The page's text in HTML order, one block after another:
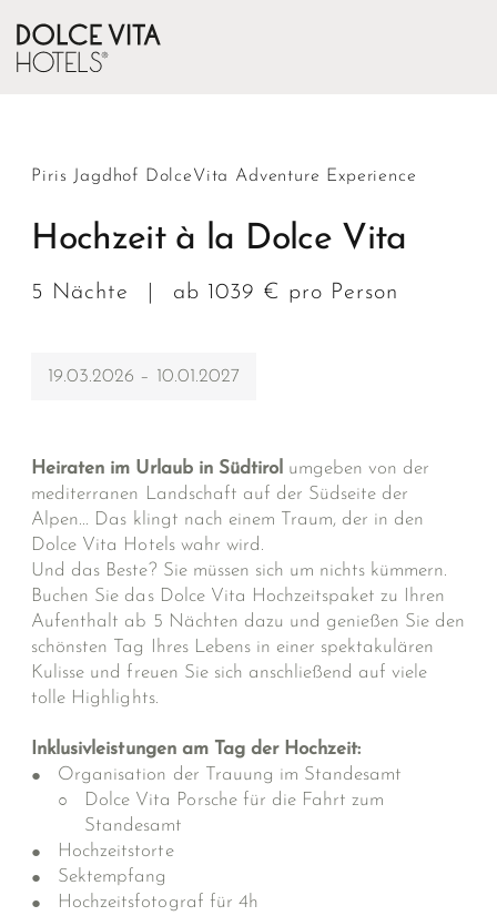
Piris Jagdhof DolceVita Adventure Experience
Hochzeit à la Dolce Vita
5 Nächte ab 1039 € pro Person
19.03.2026 – 10.01.2027
Heiraten im Urlaub in Südtirol umgeben von der
mediterranen Landschaft auf der Südseite der
Alpen... Das klingt nach einem Traum, der in den
Dolce Vita Hotels wahr wird.
Und das Beste? Sie müssen sich um nichts kümmern.
Buchen Sie das Dolce Vita Hochzeitspaket zu Ihren
Aufenthalt ab 5 Nächten dazu und genießen Sie den
schönsten Tag Ihres Lebens in einer spektakulären
Kulisse und freuen Sie sich anschließend auf viele
tolle Highlights.
Inklusivleistungen am Tag der Hochzeit:
Organisation der Trauung im Standesamt
Dolce Vita Porsche für die Fahrt zum
Standesamt
Hochzeitstorte
Sektempfang
Hochzeitsfotograf für 4h